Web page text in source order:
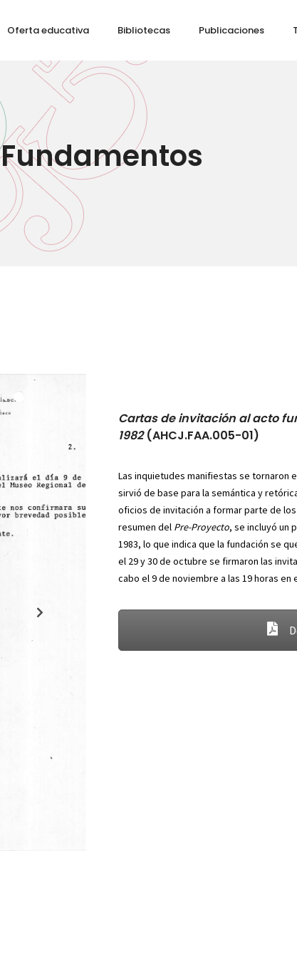
Oferta educativa Bibliotecas Publicaciones
Fundamentos
Cartas de invitación al acto
1982(AHCJ.FAA.005-01)
Las inquietudes manifiestas se tornaron
sirvió de base para la semántica y
oficios de invitación a formar parte de
resumen del Pre-Proyecto, se incluyó un
1983, lo que indica que la fundación se
el 29 y 30 de octubre se firmaron las
cabo el 9 de noviembre a las 19 horas en